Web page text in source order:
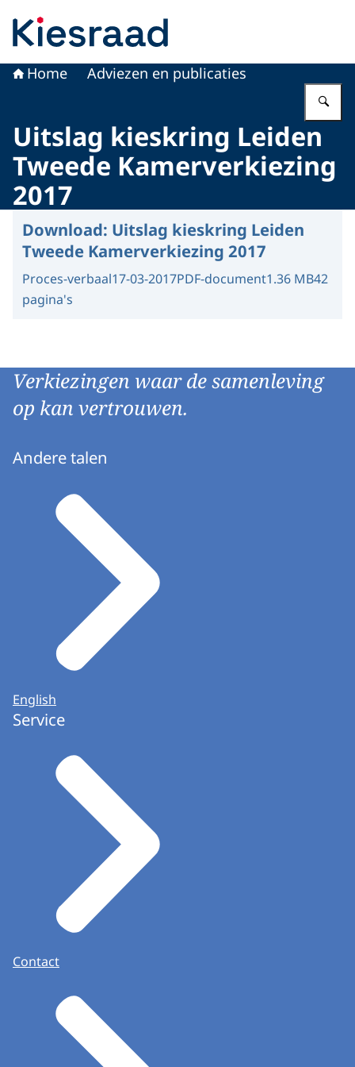
Home Adviezen en publicaties
Uitslag kieskring Leiden
Tweede Kamerverkiezing
2017
Download: Uitslag kieskring Leiden
Tweede Kamerverkiezing 2017
Proces-verbaal17-03-2017PDF-document1.36 MB42
pagina's
Verkiezingen waar de samenleving
op kan vertrouwen.
Andere talen
English
Service
Contact